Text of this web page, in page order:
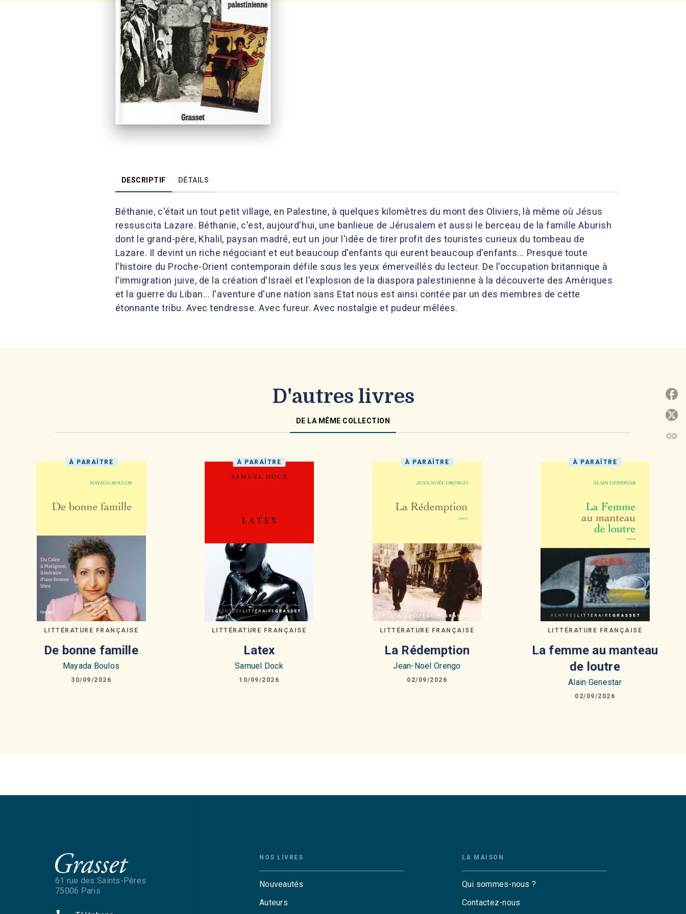
DESCRIPTIF DÉTAILS
Béthanie, c'était un tout petit village, en Palestine, à quelques kilomètres du mont des Oliviers, là même où Jésus
ressuscita Lazare. Béthanie, c'est, aujourd'hui, une banlieue de Jérusalem et aussi le berceau de la famille Aburish
dont le grand-père, Khalil, paysan madré, eut un jour l'idée de tirer profit des touristes curieux du tombeau de
Lazare. Il devint un riche négociant et eut beaucoup d'enfants qui eurent beaucoup d'enfants... Presque toute
l'histoire du Proche-Orient contemporain défile sous les yeux émerveillés du lecteur. De l'occupation britannique à
l'immigration juive, de la création d'Israël et l'explosion de la diaspora palestinienne à la découverte des Amériques
et la guerre du Liban... l'aventure d'une nation sans Etat nous est ainsi contée par un des membres de cette
étonnante tribu. Avec tendresse. Avec fureur. Avec nostalgie et pudeur mêlées.
D'autres livres
DE LA MÊME COLLECTION
À PARAÎTRE
LITTÉRATURE FRANÇAISE
De bonne famille
Mayada Boulos
30/09/2026
À PARAÎTRE
LITTÉRATURE FRANÇAISE
Latex
Samuel Dock
10/09/2026
À PARAÎTRE
LITTÉRATURE FRANÇAISE
La Rédemption
Jean-Noël Orengo
02/09/2026
À PARAÎTRE
LITTÉRATURE FRANÇAISE
La femme au manteau
de loutre
Alain Genestar
02/09/2026
link
61 rue des Saints-Pères
75006 Paris
NOS LIVRES
Nouveautés
Auteurs
LA MAISON
Qui sommes-nous ?
Contactez-nous